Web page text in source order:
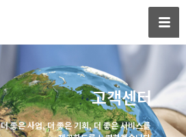
고객센터
더 좋은 사업, 더 좋은 기회, 더 좋은 서비스를